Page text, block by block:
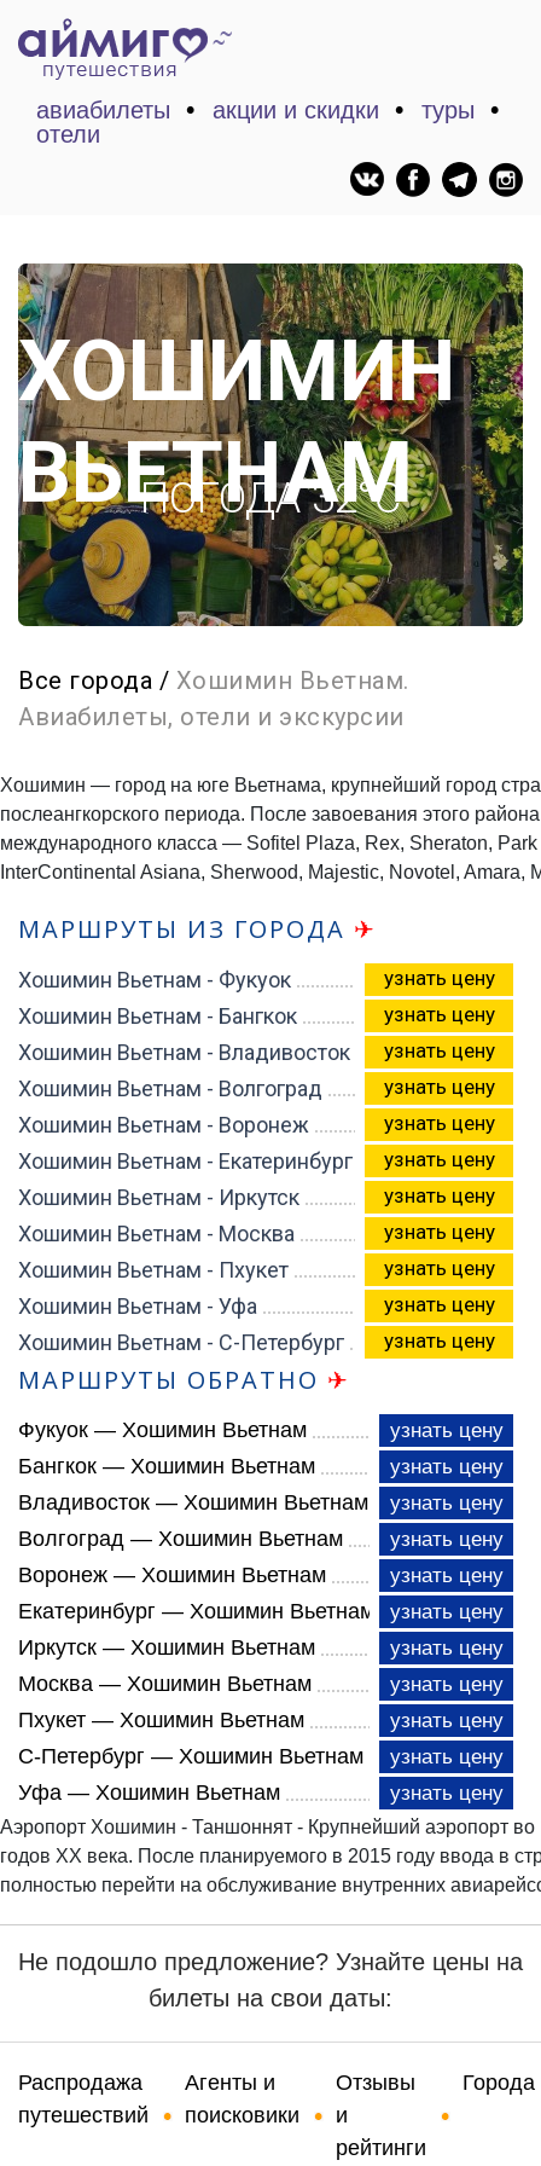
авиабилеты акции и скидки
туры
отели
ХОШИМИН
ВЬЕТНАМ
ПОГОДА 32°C
Все города / Хошимин Вьетнам.
Авиабилеты, отели и экскурсии
Хошимин — город на юге Вьетнама, крупнейший город
послеангкорского периода. После завоевания этого
международного класса — Sofitel Plaza, Rex, Sheraton,
InterContinental Asiana, Sherwood, Majestic, Novotel,
МАРШРУТЫ ИЗ ГОРОДА ✈
Хошимин Вьетнам - Фукуок узнать цену
Хошимин Вьетнам - Бангкок узнать цену
Хошимин Вьетнам - Владивосток узнать цену
Хошимин Вьетнам - Волгоград узнать цену
Хошимин Вьетнам - Воронеж узнать цену
Хошимин Вьетнам - Екатеринбург узнать цену
Хошимин Вьетнам - Иркутск узнать цену
Хошимин Вьетнам - Москва узнать цену
Хошимин Вьетнам - Пхукет узнать цену
Хошимин Вьетнам - Уфа узнать цену
Хошимин Вьетнам - С-Петербург узнать цену
МАРШРУТЫ ОБРАТНО ✈
Фукуок — Хошимин Вьетнам узнать цену
Бангкок — Хошимин Вьетнам узнать цену
Владивосток — Хошимин Вьетнам узнать цену
Волгоград — Хошимин Вьетнам узнать цену
Воронеж — Хошимин Вьетнам узнать цену
Екатеринбург — Хошимин Вьетнам узнать цену
Иркутск — Хошимин Вьетнам узнать цену
Москва — Хошимин Вьетнам узнать цену
Пхукет — Хошимин Вьетнам узнать цену
С-Петербург — Хошимин Вьетнам узнать цену
Уфа — Хошимин Вьетнам узнать цену
Аэропорт Хошимин - Таншоннят - Крупнейший аэропорт
годов XX века. После планируемого в 2015 году ввода в
полностью перейти на обслуживание внутренних
Не подошло предложение? Узнайте цены на
билеты на свои даты:
Распродажа
путешествий
Агенты и
поисковики
Отзывы
и
рейтинги
Города